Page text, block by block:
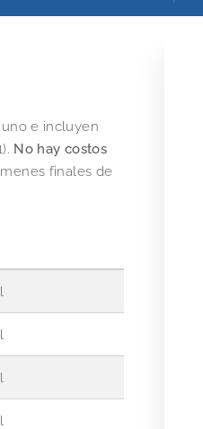
e incluyen
No hay costos
finales de